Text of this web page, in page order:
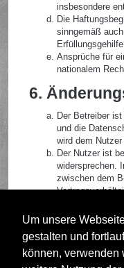
Um unsere
gestalten und
können, verwenden
insbesondere
Die
sinngemäß
Ansprüche für
nationalem
6.
Der Betreiber
und die
wird dem
Der Nutzer ist
widersprechen.
zwischen dem
Die
wenn der Nutzer
Informationen über den
Daten sind in der